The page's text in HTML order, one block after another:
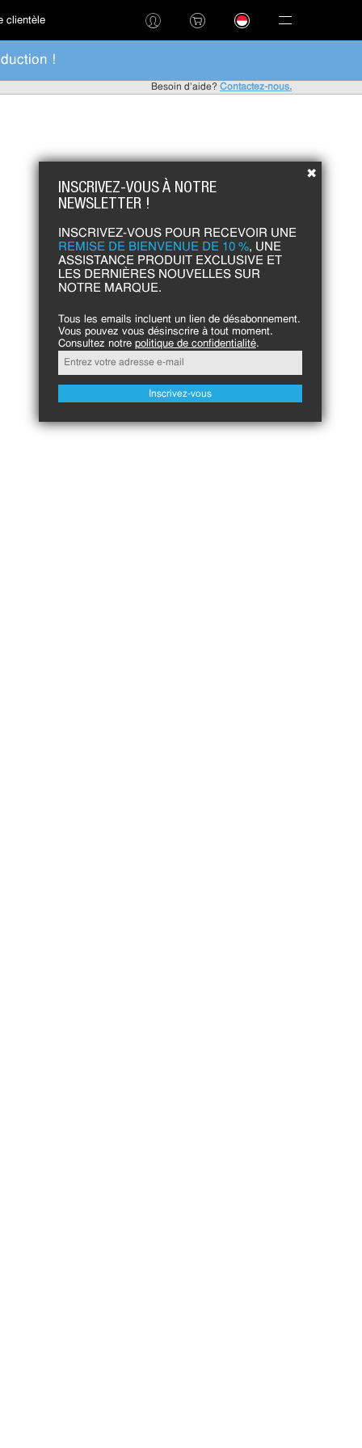
clientèle
!
Besoin d'aide? Contactez-nous.
✖
INSCRIVEZ-VOUS À NOTRE
NEWSLETTER !
INSCRIVEZ-VOUS POUR RECEVOIR UNE
REMISE DE BIENVENUE DE 10 %, UNE
ASSISTANCE PRODUIT EXCLUSIVE ET
LES DERNIÈRES NOUVELLES SUR
NOTRE MARQUE.
Vous pouvez vous désinscrire à tout moment.
Consultez notre politique de confidentialité.
Inscrivez-vous